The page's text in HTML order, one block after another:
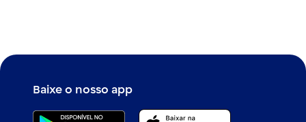
Baixe o nosso app